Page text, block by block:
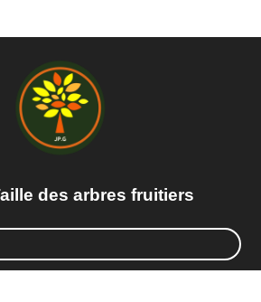
des arbres fruitiers